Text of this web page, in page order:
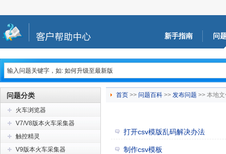
新手指南 问
问题分类
火车浏览器
V7/V8版本火车采集器
触控精灵
V9版本火车采集器
首页 >> 问题百科 >> 发布问题 >> 本地
打开csv模版乱码解决办法
制作csv模板